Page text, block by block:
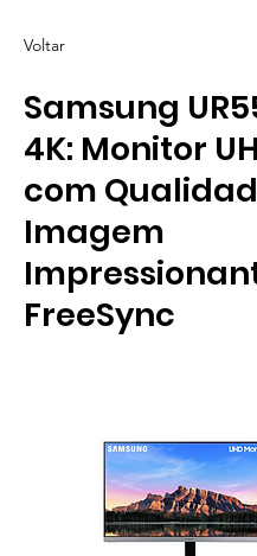
Voltar
Samsung
4K: Monitor
com
Imagem
FreeSync